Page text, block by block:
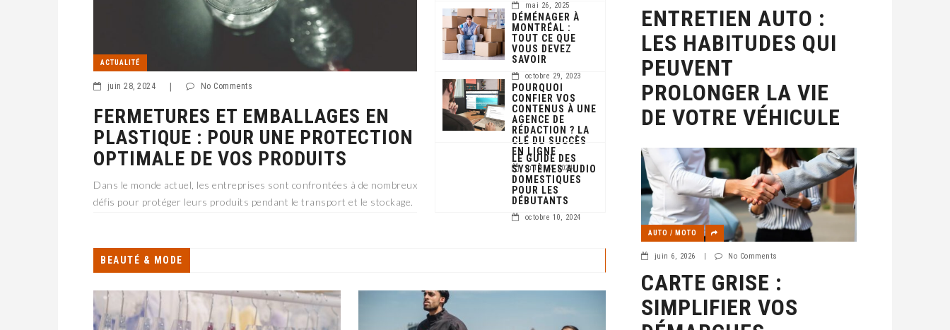
ACTUALITÉ
juin 28, 2024 No Comments
FERMETURES ET EMBALLAGES EN
PLASTIQUE : POUR UNE PROTECTION
OPTIMALE DE VOS PRODUITS
Dans le monde actuel, les entreprises sont confrontées à de nombreux
défis pour protéger leurs produits pendant le transport et le stockage.
mai 26, 2025
DÉMÉNAGER À
MONTRÉAL :
TOUT CE QUE
VOUS DEVEZ
SAVOIR
octobre 29, 2023
POURQUOI
CONFIER VOS
CONTENUS À UNE
AGENCE DE
RÉDACTION ? LA
CLÉ DU SUCCÈS
EN LIGNE
juillet 2, 2024
LE GUIDE DES
SYSTÈMES AUDIO
DOMESTIQUES
POUR LES
DÉBUTANTS
octobre 10, 2024
BEAUTÉ & MODE
ENTRETIEN AUTO :
LES HABITUDES QUI
PEUVENT
PROLONGER LA VIE
DE VOTRE VÉHICULE
AUTO / MOTO
juin 6, 2026 No Comments
CARTE GRISE :
SIMPLIFIER VOS